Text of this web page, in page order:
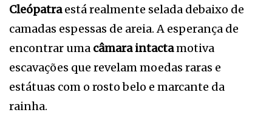
Cleópatraestá realmente selada debaixo de
camadas espessas de areia. A esperança de
encontrar uma câmara intactamotiva
escavações que revelam moedas raras e
estátuas com o rosto belo e marcante da
rainha.